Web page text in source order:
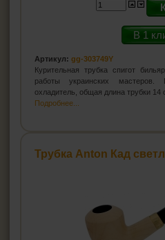
В 1
Артикул: gg-303749Y
Курительная трубка спигот
работы украинских
охладитель, общая длина трубки 14
Подробнее...
Трубка Anton Кад